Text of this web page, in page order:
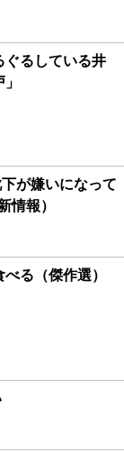
ぐるしている井
が嫌いになって
情報）
る（傑作選）